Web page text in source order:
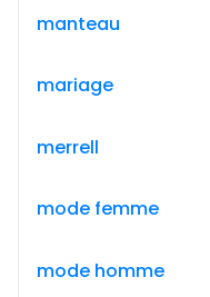
manteau
mariage
merrell
mode femme
mode homme